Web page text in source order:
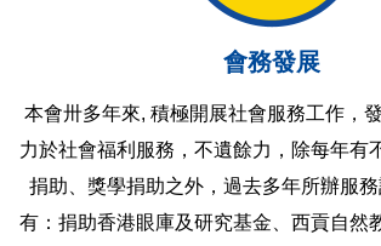
會務發展
本會卅多年來, 積極開展社會服務工作，
力於社會福利服務，不遺餘力，除每年有
捐助、獎學捐助之外，過去多年所辦服
有：捐助香港眼庫及研究基金、西貢自然